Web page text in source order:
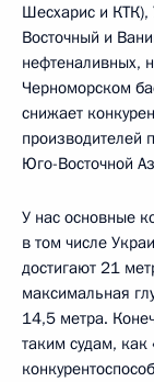
Шесхарис и КТК),
Восточный и
нефтеналивных,
Черноморском
снижает
производителей
Юго-Восточной
У нас основные
в том числе
достигают 21
максимальная
14,5 метра.
таким судам, как